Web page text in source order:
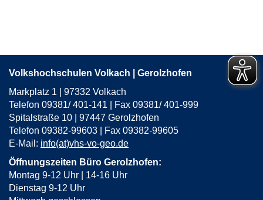
Volkshochschulen Volkach | Gerolzhofen
Markplatz 1 | 97332 Volkach
Telefon 09381/ 401-141 | Fax 09381/ 401-999
Spitalstraße 10 | 97447 Gerolzhofen
Telefon 09382-99603 | Fax 09382-99605
E-Mail: info(at)vhs-vo-geo.de
Öffnungszeiten Büro Gerolzhofen:
Montag 9-12 Uhr | 14-16 Uhr
Dienstag 9-12 Uhr